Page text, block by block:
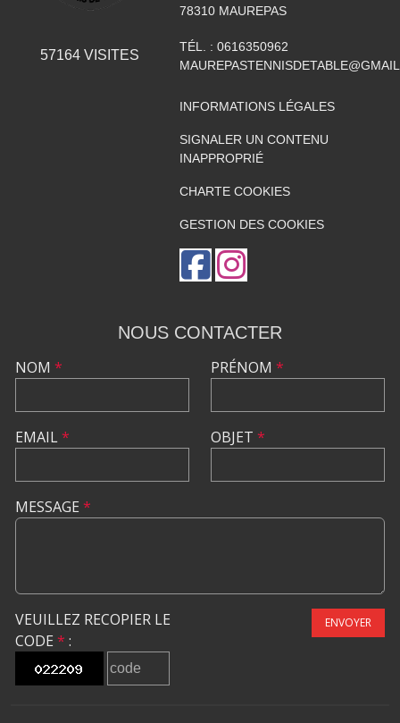
57164VISITES
78310 MAUREPAS
TÉL. : 0616350962
INFORMATIONS LÉGALES
SIGNALER UN CONTENU
INAPPROPRIÉ
CHARTE COOKIES
GESTION DES COOKIES
NOUS CONTACTER
NOM *
EMAIL*
PRÉNOM *
OBJET *
MESSAGE *
VEUILLEZ RECOPIER LE
CODE * :
ENVOYER